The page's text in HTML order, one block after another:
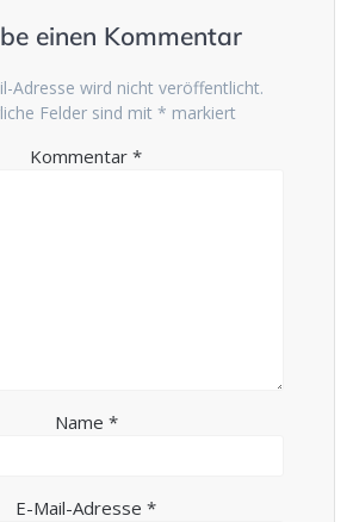
einen Kommentar
Adresse wird nicht veröffentlicht.
Felder sind mit * markiert
Kommentar *
Name *
E-Mail-Adresse *